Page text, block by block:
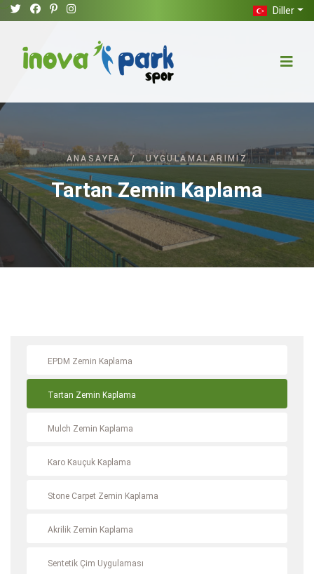
Diller
ANASAYFA / UYGULAMALARIMIZ
Tartan Zemin Kaplama
EPDM Zemin Kaplama
Tartan Zemin Kaplama
Mulch Zemin Kaplama
Karo Kauçuk Kaplama
Stone Carpet Zemin Kaplama
Akrilik Zemin Kaplama
Sentetik Çim Uygulaması